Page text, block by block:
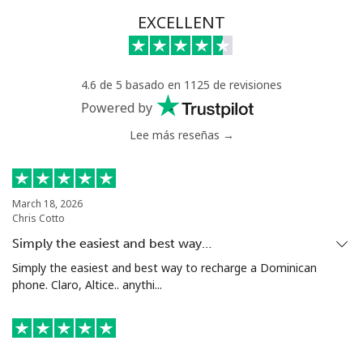
EXCELLENT
4.6 de 5 basado en 1125 de revisiones
Powered by
Lee más reseñas →
March 18, 2026
Chris Cotto
Simply the easiest and best way…
Simply the easiest and best way to recharge a Dominican
phone. Claro, Altice.. anythi...